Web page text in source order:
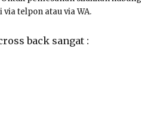
telpon atau via WA.
back sangat :